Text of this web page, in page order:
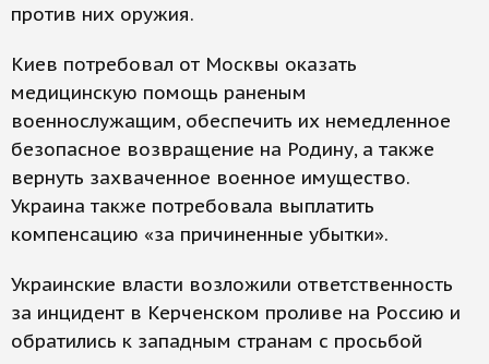
против них оружия.
Киев потребовал от Москвы оказать
медицинскую помощь раненым
военнослужащим, обеспечить их немедленное
безопасное возвращение на Родину, а также
вернуть захваченное военное имущество.
Украина также потребовала выплатить
компенсацию «за причиненные убытки».
Украинские власти возложили ответственность
за инцидент в Керченском проливе на Россию и
обратились к западным странам с просьбой